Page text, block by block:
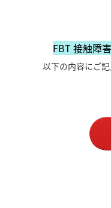
FBT 接触障
以下の内容にご